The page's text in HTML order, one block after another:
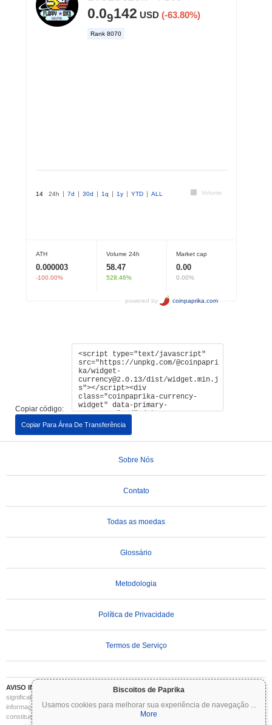
Biscoitos de Paprika
Usamos cookies para melhorar sua experiência de navegação ...
More
Copiar código:
Copiar Para Área De Transferência
Sobre Nós
Contato
Todas as moedas
Glossário
Metodologia
Política de Privacidade
Termos de Serviço
AVISO IMPORTANTE:
As criptomoedas são altamente voláteis e envolvem riscos
significativos. Você pode perder parte ou todo o seu investimento. Todas as
informações no Coinpaprika são fornecidas apenas para fins informativos e não
constituem aconselhamento financeiro ou de investimento. Sempre faça sua própria